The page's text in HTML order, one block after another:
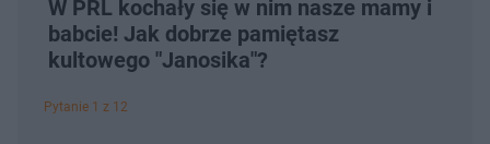
W PRL kochały się w nim nasze mamy i
babcie! Jak dobrze pamiętasz
kultowego "Janosika"?
Pytanie 1 z 12